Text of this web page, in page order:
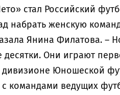
стал Российский
набрать женскую
Янина Филатова. –
Они играют
Юношеской
командами ведущих